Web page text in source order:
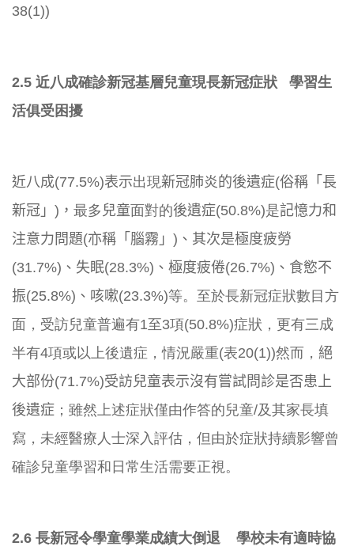
38(1))
2.5 近八成確診新冠基層兒童現長新冠症狀 學習生
活俱受困擾
近八成(77.5%)表示出現新冠肺炎的後遺症(俗稱「長
新冠」 )， 最多 兒童面對的後遺症(50.8%)是記憶力和
注意力問題(亦稱「腦霧」)、其次是極度疲勞
(31.7%)、失眠(28.3%)、極度疲倦(26.7%)、食慾不
振(25.8%)、 咳嗽(23.3%)等。至於長新冠症狀數目方
面， 受訪兒童普遍有1至3項(50.8%)症狀， 更有三成
半有4項或以上後遺症，情況嚴重(表20(1))然而， 絕
大部份(71.7%)受訪兒童表示沒有嘗試問診是否患上
後遺症 ；雖然上述症狀僅由作答的兒童/及其家長填
寫， 未經醫療人士深入評估， 但由於症狀持續影響曾
確診兒童學習和日常生活需要正視。
2.6 長新冠令學童學業成績大倒退 學校未有適時協